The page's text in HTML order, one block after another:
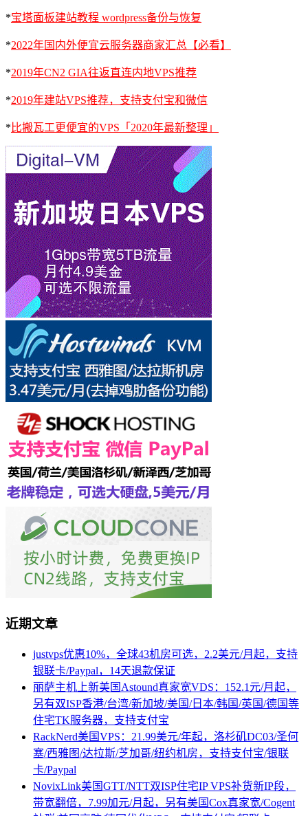
*宝塔面板建站教程 wordpress备份与恢复
*2022年国内外便宜云服务器商家汇总【必看】
*2019年CN2 GIA往返直连内地VPS推荐
*2019年建站VPS推荐，支持支付宝和微信
* 比搬瓦工更便宜的VPS「2020年最新整理」
近期文章
justvps优惠10%，全球43机房可选，2.2美元/月起，支持
银联卡/Paypal，14天退款保证
丽萨主机上新美国Astound真家宽VDS：152.1元/月起，
另有双ISP香港/台湾/新加坡/美国/日本/韩国/英国/德国等
住宅TK服务器，支持支付宝
RackNerd美国VPS：21.99美元/年起，洛杉矶DC03/圣何
塞/西雅图/达拉斯/芝加哥/纽约机房，支持支付宝/银联
卡/Paypal
NovixLink美国GTT/NTT双ISP住宅IP VPS补货新IP段，
带宽翻倍，7.99加元/月起，另有美国Cox真家宽/Cogent